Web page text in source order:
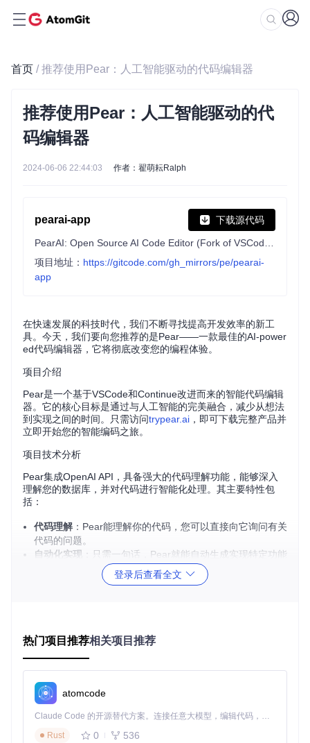
首页 / 推荐使用Pear：人工智能驱动的代码编辑器
推荐使用Pear：人工智能驱动的代
码编辑器
2024-06-06 22:44:03 作者：翟萌耘Ralph
pearai-app 下载源代码
项目地址： https://gitcode.com/gh_mirrors/pe/pearai-
app
在快速发展的科技时代，我们不断寻找提高开发效率的新工
具。今天，我们要向您推荐的是Pear——一款最佳的AI-power
ed代码编辑器，它将彻底改变您的编程体验。
项目介绍
Pear是一个基于VSCode和Continue改进而来的智能代码编辑
器。它的核心目标是通过与人工智能的完美融合，减少从想法
到实现之间的时间。只需访问trypear.ai ，即可下载完整产品并
立即开始您的智能编码之旅。
项目技术分析
Pear集成OpenAI API，具备强大的代码理解功能，能够深入
理解您的数据库，并对代码进行智能化处理。其主要特性包
括：
代码理解：Pear能理解你的代码，您可以直接向它询问有关
代码的问题。
自动化实现 ：只需一句话，Pear就能自动生成实现特定功能
的代码或Pull Request。
：以简洁易用为设计原则，让开发工作如丝般
预配置优化：内置快捷键和终端插件，提升开发效率。
无论您是一位独立开发者，还是在一个大型团队中工作，Pear
都能大大提高生产力。在以下场景中，Pear尤显优势：
原型构建
：快速生成基础框架和结构，让您专注于业务逻辑
登录后查看全文
热门项目推荐相关项目推荐
atomcode
Claude Code 的开源替代方案。连接任意大模型，编辑代码，运行命令，自动验证 — 全自动执行。用 Rust 构建，极致性能。 ｜ An open-source alternative to Claude Code. Connect any LLM, edit code, run commands, and verify changes — autonomously. Built in Rust for speed. Get Started
Rust
0 536